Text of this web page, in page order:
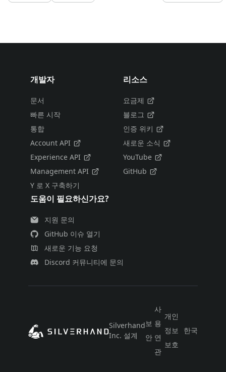
개발자
문서
빠른 시작
통합
Account API
Experience API
Management API
Y 로 X 구축하기
리소스
요금제
블로그
인증 위키
새로운 소식
YouTube
GitHub
도움이 필요하신가요?
지원 문의
GitHub 이슈 열기
새로운 기능 요청
Discord 커뮤니티에 문의
Silverhand
Inc. 설계
보
안
사
용
연
관
개인
정보
보호
한국어